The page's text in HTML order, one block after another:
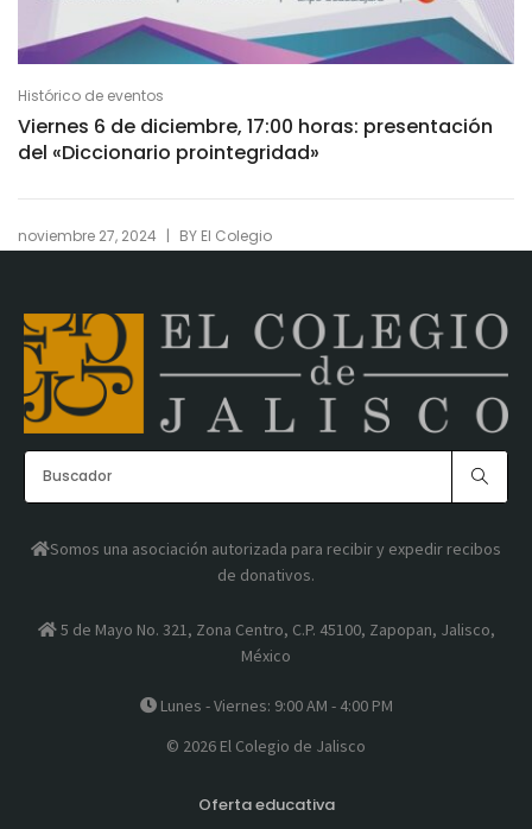
Histórico de eventos
Viernes 6 de diciembre, 17:00 horas: presentación
del «Diccionario prointegridad»
noviembre 27, 2024 | BY El Colegio
Somos una asociación autorizada para recibir y expedir recibos
de donativos.
5 de Mayo No. 321, Zona Centro, C.P. 45100, Zapopan, Jalisco,
México
Lunes - Viernes: 9:00 AM - 4:00 PM
© 2026 El Colegio de Jalisco
Oferta educativa